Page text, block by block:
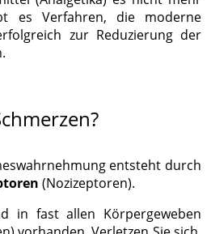
es Verfahren, die moderne
zur Reduzierung der
entsteht durch
(Nozizeptoren).
in fast allen Körpergeweben